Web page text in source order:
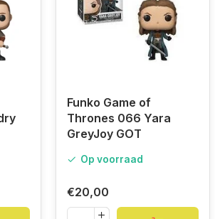
Funko Game of
Thrones 066 Yara
GreyJoy GOT
Op voorraad
€20,00